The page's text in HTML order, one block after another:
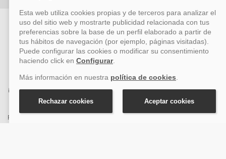
ACCION VIAJES SL ha sido beneficiaria del Fondo Europeo de Desarrollo
Regional (FEDER), cuyo objetivo es mejorar la competitividad de las pymes
mediante el impulso de la innovación, el desarrollo tecnológico, la
investigación de calidad y el uso seguro y fiable del ciberespacio. Gracias a
esta financiación, la empresa ha puesto en marcha un Plan de Acción
durante el año 2026 para reforzar su competitividad empresarial,
promoviendo la innovación y la ciberseguridad. Para ello, ha contado con el